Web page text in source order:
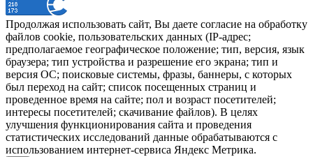
Продолжая использовать сайт, Вы даете согласие на обработку
файлов cookie, пользовательских данных (IP-адрес;
предполагаемое географическое положение; тип, версия, язык
браузера; тип устройства и разрешение его экрана; тип и
версия ОС; поисковые системы, фразы, баннеры, с которых
был переход на сайт; список посещенных страниц и
проведенное время на сайте; пол и возраст посетителей;
интересы посетителей; скачивание файлов). В целях
улучшения функционирования сайта и проведения
статистических исследований данные обрабатываются с
использованием интернет-сервиса Яндекс Метрика.